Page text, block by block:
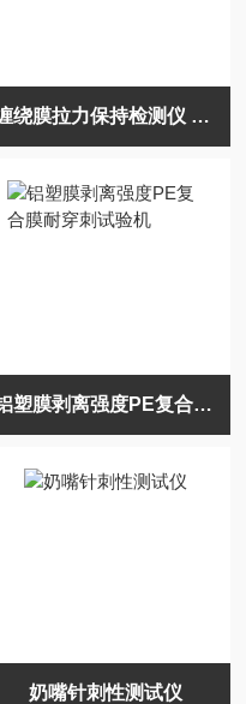
缠绕膜拉力保持检测仪 抗穿刺能力测定仪
铝塑膜剥离强度PE复合膜耐穿刺试验机
奶嘴针刺性测试仪